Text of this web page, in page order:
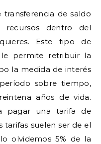
de saldo
recursos dentro del
Este tipo de
permite retribuir la
la medida de interés
sobre tiempo,
años de vida.
pagar una tarifa de
tarifas suelen ser de el
olvidemos 5% de la